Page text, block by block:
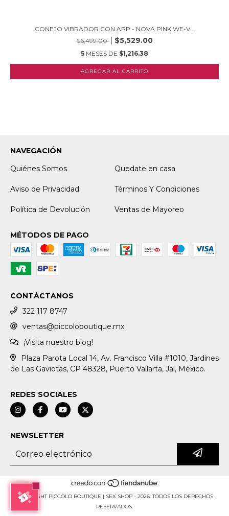
CONEJO VIBRADOR CON APP - NOVA PINK WE-V...
$6,499.00
$5,529.00
5 MESES DE $1,216.38
NAVEGACIÓN
Quiénes Somos
Quedate en casa
Aviso de Privacidad Términos Y Condiciones
Política de Devolución Ventas de Mayoreo
MÉTODOS DE PAGO
CONTÁCTANOS
322 117 8747
ventas@piccoloboutique.mx
¡Visita nuestro blog!
Plaza Parota Local 14, Av. Francisco Villa #1010, Jardines
de Las Gaviotas, CP 48328, Puerto Vallarta, Jal, México.
REDES SOCIALES
NEWSLETTER
COPYRIGHT PICCOLO BOUTIQUE | SEX SHOP - 2026. TODOS LOS DERECHOS
RESERVADOS.